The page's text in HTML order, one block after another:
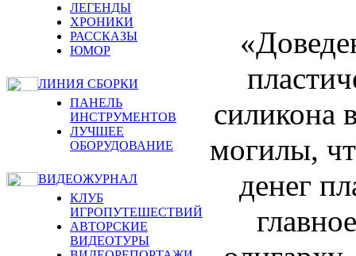
ЛЕГЕНДЫ
ХРОНИКИ
РАССКАЗЫ
ЮМОР
ЛИНИЯ СБОРКИ
ПАНЕЛЬ
ИНСТРУМЕНТОВ
ЛУЧШЕЕ
ОБОРУДОВАНИЕ
ВИДЕОЖУРНАЛ
КЛУБ
ИГРОПУТЕШЕСТВИЙ
АВТОРСКИЕ
ВИДЕОТУРЫ
силикона
могилы,
денег